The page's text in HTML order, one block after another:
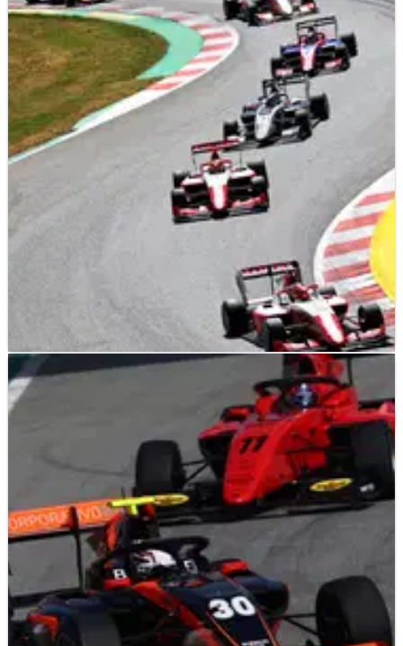
F3 RESULTS 22/05/22
Hasil Lengkap Feature Race F3 Spanyol dari
Hasil lengkap Feature Race&nbsp;F3 Spanyol, putaran
ketiga FIA F3 Championship musim 2022 di Circuit de
Barcelona-Catalunya.